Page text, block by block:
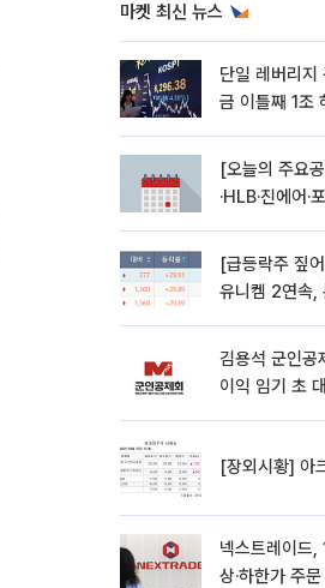
마켓 최신 뉴스
단일 레버리
금 이틀째 1조
[오늘의 주요
·HLB·진에어·
[급등락주 짚
유니켐 2연속,
김용석 군인
이익 임기 초
[장외시황] 아
넥스트레이드,
상·하한가 주